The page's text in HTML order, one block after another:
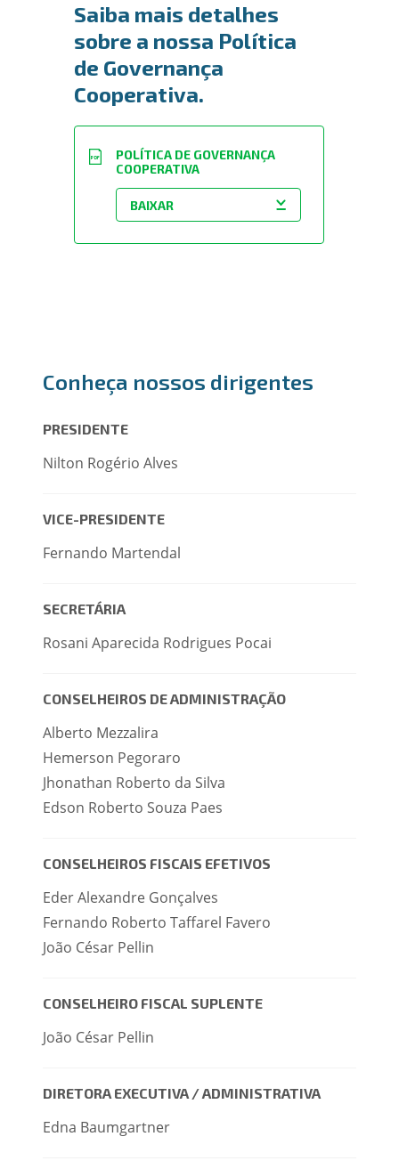
Saiba mais detalhes
sobre a nossa Política
de Governança
Cooperativa.
POLÍTICA DE GOVERNANÇA
COOPERATIVA
PDF
Conheça nossos dirigentes
PRESIDENTE
Nilton Rogério Alves
VICE-PRESIDENTE
Fernando Martendal
SECRETÁRIA
Rosani Aparecida Rodrigues Pocai
CONSELHEIROS DE ADMINISTRAÇÃO
Alberto Mezzalira
Hemerson Pegoraro
Jhonathan Roberto da Silva
Edson Roberto Souza Paes
CONSELHEIROS FISCAIS EFETIVOS
Eder Alexandre Gonçalves
Fernando Roberto Taffarel Favero
João César Pellin
CONSELHEIRO FISCAL SUPLENTE
João César Pellin
DIRETORA EXECUTIVA / ADMINISTRATIVA
Edna Baumgartner